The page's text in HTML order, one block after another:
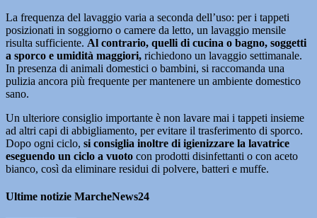
La frequenza del lavaggio varia a seconda dell’uso: per i tappeti
posizionati in soggiorno o camere da letto, un lavaggio mensile
risulta sufficiente. Al contrario, quelli di cucina o bagno, soggetti
a sporco e umidità maggiori, richiedono un lavaggio settimanale.
In presenza di animali domestici o bambini, si raccomanda una
pulizia ancora più frequente per mantenere un ambiente domestico
sano.
Un ulteriore consiglio importante è non lavare mai i tappeti insieme
ad altri capi di abbigliamento, per evitare il trasferimento di sporco.
Dopo ogni ciclo, si consiglia inoltre di igienizzare la lavatrice
eseguendo un ciclo a vuoto con prodotti disinfettanti o con aceto
bianco, così da eliminare residui di polvere, batteri e muffe.
Ultime notizie MarcheNews24